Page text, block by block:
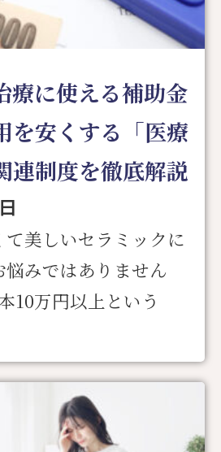
療に使える補助金
を安くする「医療
連制度を徹底解説
美しいセラミックに
みではありません
10万円以上という